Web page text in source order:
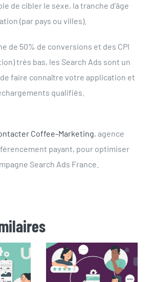
de cibler le sexe, la tranche d’âge
(par pays ou villes).
de 50% de conversions et des CPI
très bas, les Search Ads sont un
faire connaître votre application et
qualifiés.
Coffee-Marketing, agence
payant, pour optimiser
Search Ads France.